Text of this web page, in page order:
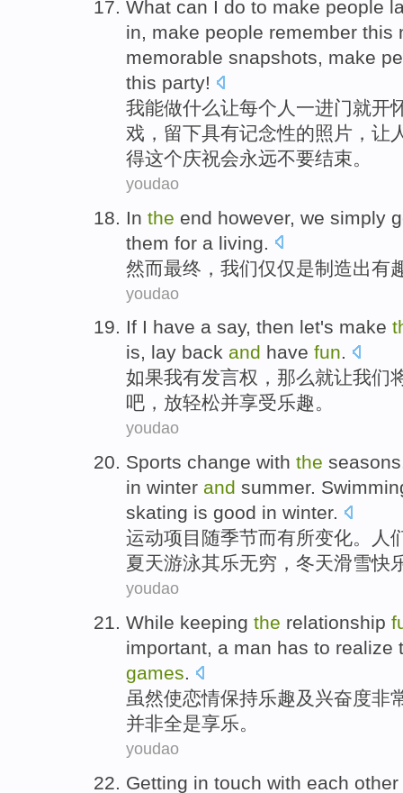
What can I do to make people
in, make people remember this
memorable snapshots, make
this party!
我能做什么让每个 人 一进门就开
戏 ，留下具有记念性的照片 ，让
得这个庆祝会永远不要结束。
youdao
In the end however, we simply
them for a living
然而最终 ， 我们仅仅是制造出有
youdao
If I have a say, then let's make
is, lay back and have fun.
如果我有发言权 ， 那么就让我们
吧， 放轻松并享受乐趣。
youdao
Sports change with the seasons
in winter and summer.
skating is good in winter.
运动项目 随季节而有所变化。
人
夏天游泳其乐无穷 ，冬天滑雪快
youdao
While keeping the relationship
important, a man has to realize
games.
虽然使恋情保持乐趣及 兴奋度非
并非全是享乐。
youdao
Getting in touch with each other